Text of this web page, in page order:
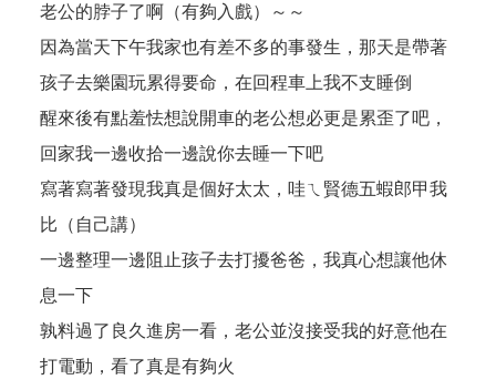
老公的脖子了啊（有夠入戲）～～
因為當天下午我家也有差不多的事發生，那天是帶著
孩子去樂園玩累得要命，在回程車上我不支睡倒
醒來後有點羞怯想說開車的老公想必更是累歪了吧，
回家我一邊收拾一邊說你去睡一下吧
寫著寫著發現我真是個好太太，哇ㄟ賢德五蝦郎甲我
比（自己講）
一邊整理一邊阻止孩子去打擾爸爸，我真心想讓他休
息一下
孰料過了良久進房一看，老公並沒接受我的好意他在
打電動，看了真是有夠火